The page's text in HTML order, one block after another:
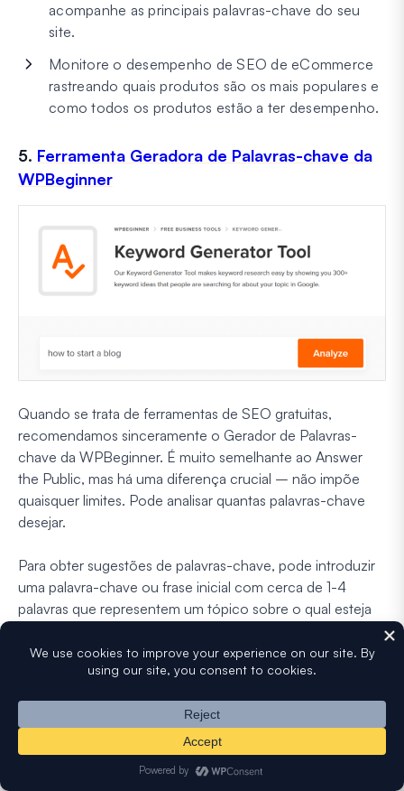
acompanhe as principais palavras-chave do seu
site.
Monitore o desempenho de SEO de eCommerce
rastreando quais produtos são os mais populares e
como todos os produtos estão a ter desempenho.
5. Ferramenta Geradora de Palavras-chave da
WPBeginner
Quando se trata de ferramentas de SEO gratuitas,
recomendamos sinceramente o Gerador de Palavras-
chave da WPBeginner. É muito semelhante ao Answer
the Public, mas há uma diferença crucial – não impõe
quaisquer limites. Pode analisar quantas palavras-chave
desejar.
Para obter sugestões de palavras-chave, pode introduzir
uma palavra-chave ou frase inicial com cerca de 1-4
palavras que representem um tópico sobre o qual esteja
A ferramenta irá então gerar centenas de sugestões para
introduziu, mas reduzidas por variações baseadas em
alfabeto, preposições e perguntas.